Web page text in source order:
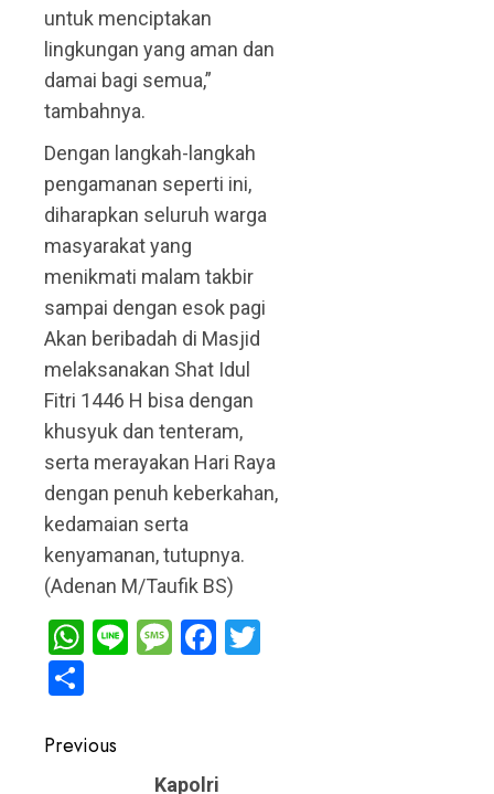
untuk menciptakan
lingkungan yang aman dan
damai bagi semua,”
tambahnya.
Dengan langkah-langkah
pengamanan seperti ini,
diharapkan seluruh warga
masyarakat yang
menikmati malam takbir
sampai dengan esok pagi
Akan beribadah di Masjid
melaksanakan Shat Idul
Fitri 1446 H bisa dengan
khusyuk dan tenteram,
serta merayakan Hari Raya
dengan penuh keberkahan,
kedamaian serta
kenyamanan, tutupnya.
(Adenan M/Taufik BS)
WhatsApp
LineMessage
Facebook
Post
Previous
Kapolri